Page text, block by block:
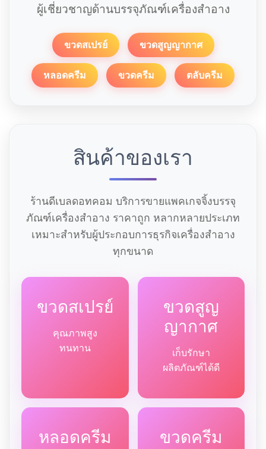
ผู้เชี่ยวชาญด้านบรรจุภัณฑ์เครื่องสำอาง
ขวดสเปรย์ ขวดสูญญากาศ
หลอดครีม ขวดครีม ตลับครีม
สินค้าของเรา
ร้านดีเบลดอทคอม บริการขายแพคเกจจิ้งบรรจุ
ภัณฑ์เครื่องสำอาง ราคาถูก หลากหลายประเภท
เหมาะสำหรับผู้ประกอบการธุรกิจเครื่องสำอาง
ทุกขนาด
ขวดสเปรย์
คุณภาพสูง
ทนทาน
ขวดสูญ
ญากาศ
เก็บรักษา
ผลิตภัณฑ์ได้ดี
หลอดครีม ขวดครีม